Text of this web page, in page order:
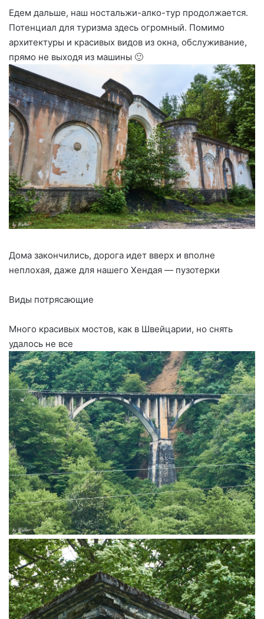
Едем дальше, наш ностальжи-алко-тур продолжается.
Потенциал для туризма здесь огромный. Помимо
архитектуры и красивых видов из окна, обслуживание,
прямо не выходя из машины 🙂
Дома закончились, дорога идет вверх и вполне
неплохая, даже для нашего Хендая — пузотерки
Виды потрясающие
Много красивых мостов, как в Швейцарии, но снять
удалось не все